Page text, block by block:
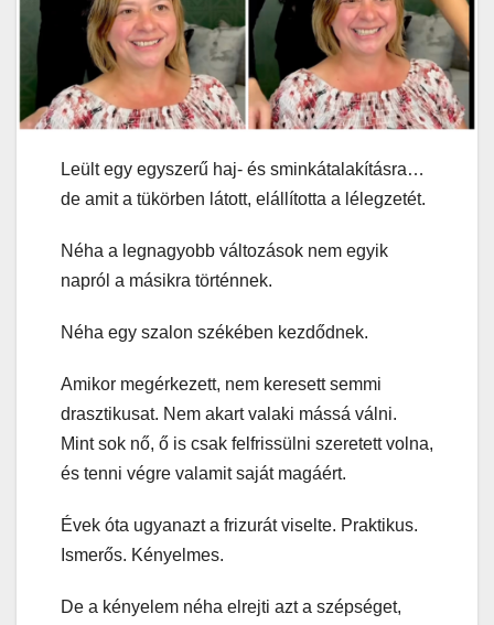
Leült egy egyszerű haj- és sminkátalakításra…
de amit a tükörben látott, elállította a lélegzetét.
Néha a legnagyobb változások nem egyik
napról a másikra történnek.
Néha egy szalon székében kezdődnek.
Amikor megérkezett, nem keresett semmi
drasztikusat. Nem akart valaki mássá válni.
Mint sok nő, ő is csak felfrissülni szeretett volna,
és tenni végre valamit saját magáért.
Évek óta ugyanazt a frizurát viselte. Praktikus.
Ismerős. Kényelmes.
De a kényelem néha elrejti azt a szépséget,